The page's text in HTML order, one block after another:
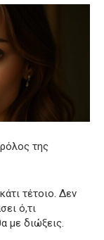
της
τέτοιο. Δεν
ό,τι
με διώξεις.